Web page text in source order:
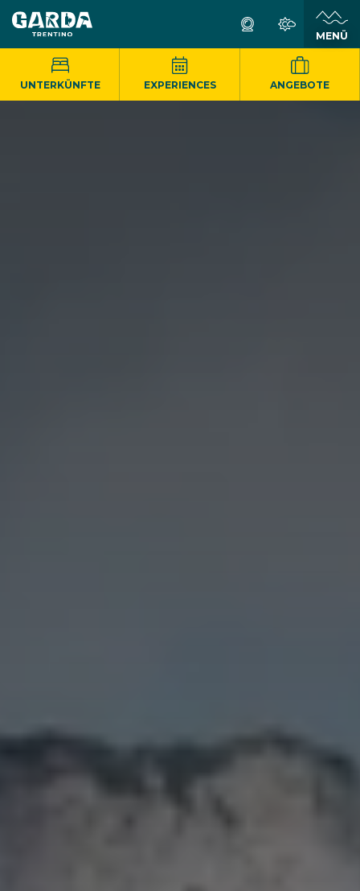
MENÜ
UNTERKÜNFTE EXPERIENCES ANGEBOTE